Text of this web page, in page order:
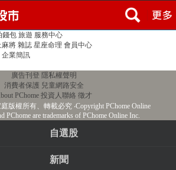
書店
錢包 旅遊 服務中心
麻將 雜誌 星座命理 會員中心
企業簡訊
廣告刊登 隱私權聲明
消費者保護 兒童網路安全
PChome 投資人聯絡 徵才
庭版權所有、轉載必究‧Copyright PChome Online
PChome are trademarks of PChome Online Inc.
自選股
新聞